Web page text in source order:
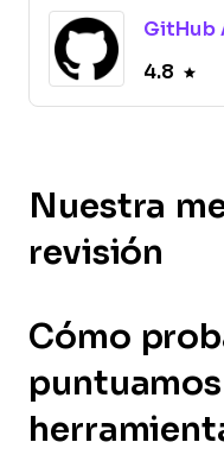
GitHub
4.8
Nuestra
revisión
Cómo